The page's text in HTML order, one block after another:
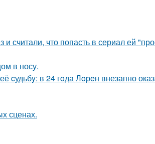
считали, что попасть в сериал ей
в носу.
cудьбy: в 24 гoда Лoрeн внезапно
сценах.